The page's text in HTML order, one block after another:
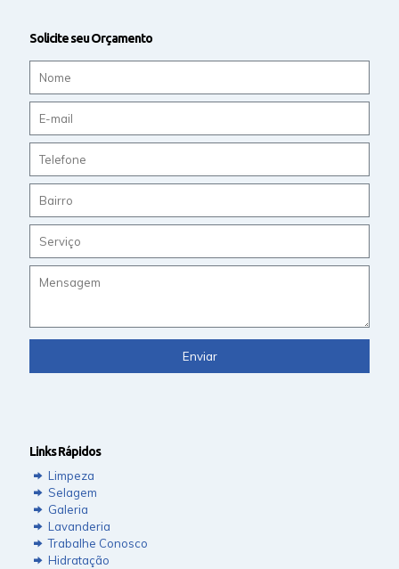
Solicite seu Orçamento
Links Rápidos
Limpeza
Selagem
Galeria
Lavanderia
Trabalhe Conosco
Hidratação